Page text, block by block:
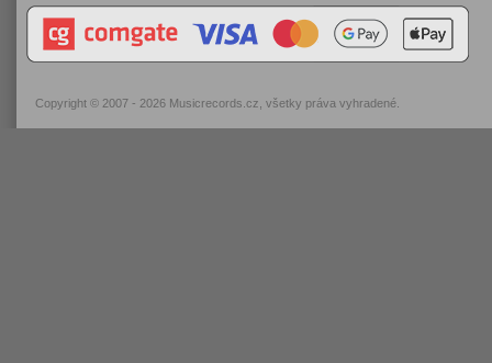
Copyright © 2007 - 2026 Musicrecords.cz , všetky práva vyhradené.